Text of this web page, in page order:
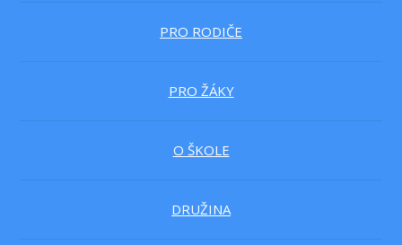
PRO RODIČE
PRO ŽÁKY
O ŠKOLE
DRUŽINA